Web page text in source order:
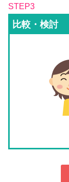
STEP3
比較・検討